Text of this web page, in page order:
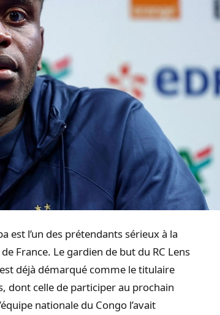
est l’un des prétendants sérieux à la
France. Le gardien de but du RC Lens
déjà démarqué comme le titulaire
dont celle de participer au prochain
nationale du Congo l’avait